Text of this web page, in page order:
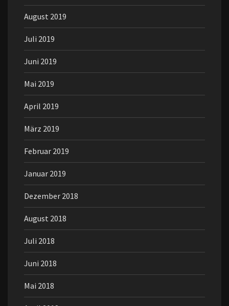
August 2019
Juli 2019
Juni 2019
Mai 2019
April 2019
März 2019
Februar 2019
Januar 2019
Dezember 2018
August 2018
Juli 2018
Juni 2018
Mai 2018